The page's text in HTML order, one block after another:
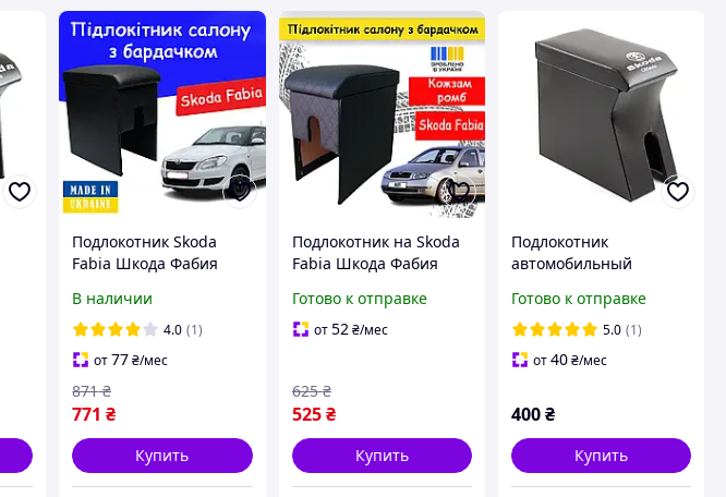
Подлокотник Skoda
Fabia Шкода Фабия
салона обвес Бокс
бардачок Tuning
Аксессуары
В наличии
4.0 (1)
от77₴/мес
771 ₴
871 ₴
Купить
Подлокотник на Skoda
Fabia Шкода Фабия
Готово к отправке
от52 ₴/мес
525 ₴
625 ₴
Купить
Подлокотник
автомобильный
Octavia Tour 1996-2010
с вышивкой черный
Готово к отправке
5.0 (1)
от40₴/мес
400₴
Купить